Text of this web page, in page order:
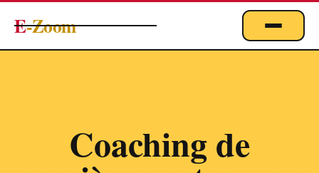
E-Zoom
Coaching de